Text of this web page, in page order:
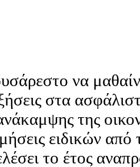
να
στα
της
ειδικών
το έτος